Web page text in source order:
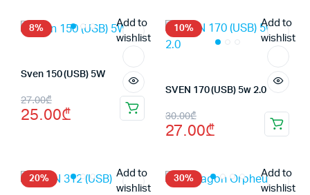
280.00₾.
40.00₾.
8%
Add to
wishlist
Sven 150 (USB) 5W
27.00₾
Первоначальная
цена
27.00₾.
25.00₾
Текущая
цена:
10%
Add to
wishlist
SVEN 170 (USB) 5w 2.0
30.00₾
Первоначальная
цена
30.00₾.
27.00₾
Текущая
цена:
20%
Add to
wishlist
30%
Add to
wishlist